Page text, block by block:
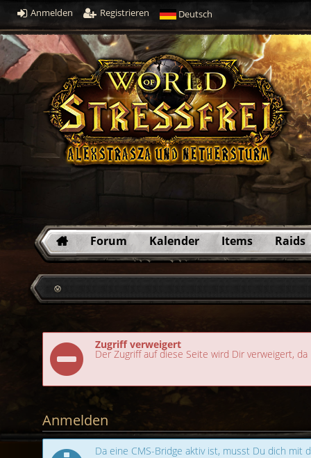
Anmelden Registrieren Deutsch
Forum Kalender Items Raids
Zugriff verweigert
Der Zugriff auf diese Seite wird Dir verweigert,
Anmelden
Da eine CMS-Bridge aktiv ist, musst Du dich mit